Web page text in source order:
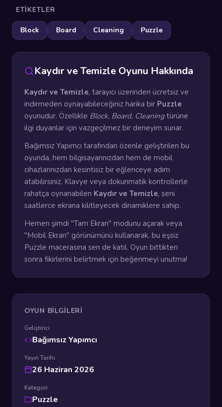
ETIKETLER
Block Board Cleaning Puzzle
Kaydır ve Temizle Oyunu Hakkında
Kaydır ve Temizle, tarayıcı üzerinden ücretsiz ve
indirmeden oynayabileceğiniz harika bir Puzzle
oyunudur. Özellikle Block, Board, Cleaningtürüne
ilgi duyanlar için vazgeçilmez bir deneyim sunar.
Bağımsız Yapımcı tarafından özenle geliştirilen bu
oyunda, hem bilgisayarınızdan hem de mobil
cihazlarınızdan kesintisiz bir eğlenceye adım
atabilirsiniz. Klavye veya dokunmatik kontrollerle
rahatça oynanabilen Kaydır ve Temizle, seni
saatlerce ekrana kilitleyecek dinamiklere sahip.
Hemen şimdi "Tam Ekran" modunu açarak veya
"Mobil Ekran" görünümünü kullanarak, bu eşsiz
Puzzle macerasına sen de katıl. Oyun bittikten
sonra fikirlerini belirtmek için beğenmeyi unutma!
OYUN BILGILERI
Geliştirici
Bağımsız Yapımcı
Yayın Tarihi
26 Haziran 2026
Kategori
Puzzle